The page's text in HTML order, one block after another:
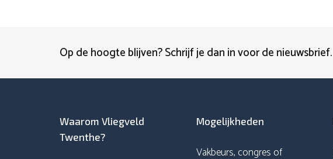
Op de hoogte blijven? Schrijf je dan in voor de nieuwsbrief.
Waarom Vliegveld
Twenthe?
Mogelijkheden
Vakbeurs, congres of